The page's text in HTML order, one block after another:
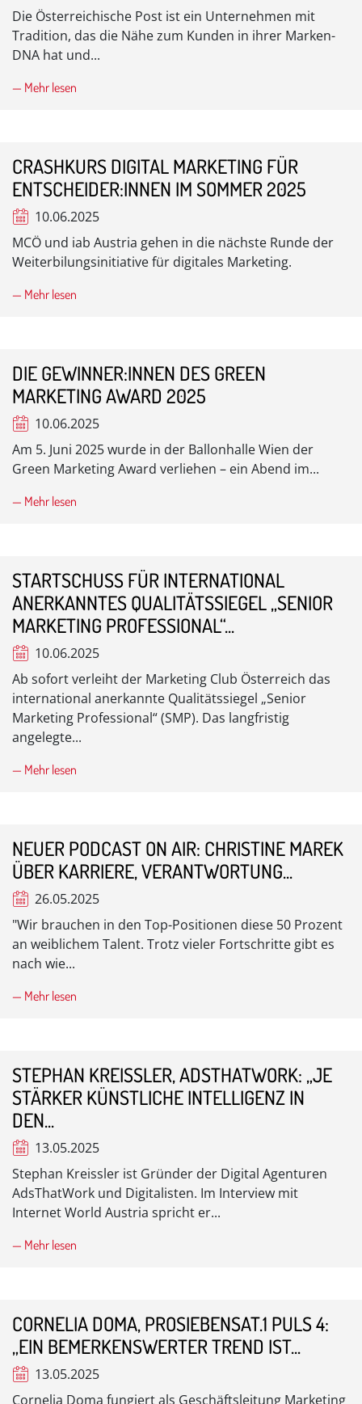
Die Österreichische Post ist ein Unternehmen mit
Tradition, das die Nähe zum Kunden in ihrer Marken-
DNA hat und...
— Mehr lesen
CRASHKURS DIGITAL MARKETING FÜR
ENTSCHEIDER:INNEN IM SOMMER 2025
10.06.2025
MCÖ und iab Austria gehen in die nächste Runde der
Weiterbilungsinitiative für digitales Marketing.
— Mehr lesen
DIE GEWINNER:INNEN DES GREEN
MARKETING AWARD 2025
10.06.2025
Am 5. Juni 2025 wurde in der Ballonhalle Wien der
Green Marketing Award verliehen – ein Abend im...
— Mehr lesen
STARTSCHUSS FÜR INTERNATIONAL
ANERKANNTES QUALITÄTSSIEGEL „SENIOR
MARKETING PROFESSIONAL“...
10.06.2025
Ab sofort verleiht der Marketing Club Österreich das
international anerkannte Qualitätssiegel „Senior
Marketing Professional“ (SMP). Das langfristig
angelegte...
— Mehr lesen
NEUER PODCAST ON AIR: CHRISTINE MAREK
ÜBER KARRIERE, VERANTWORTUNG...
26.05.2025
"Wir brauchen in den Top-Positionen diese 50 Prozent
an weiblichem Talent. Trotz vieler Fortschritte gibt es
nach wie...
— Mehr lesen
STEPHAN KREISSLER, ADSTHATWORK: „JE
STÄRKER KÜNSTLICHE INTELLIGENZ IN
DEN...
13.05.2025
Stephan Kreissler ist Gründer der Digital Agenturen
AdsThatWork und Digitalisten. Im Interview mit
Internet World Austria spricht er...
— Mehr lesen
CORNELIA DOMA, PROSIEBENSAT.1 PULS 4:
„EIN BEMERKENSWERTER TREND IST...
13.05.2025
Cornelia Doma fungiert als Geschäftsleitung Marketing